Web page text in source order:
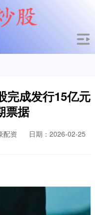
完成发行15亿元
票据
配资
日期：2026-02-25